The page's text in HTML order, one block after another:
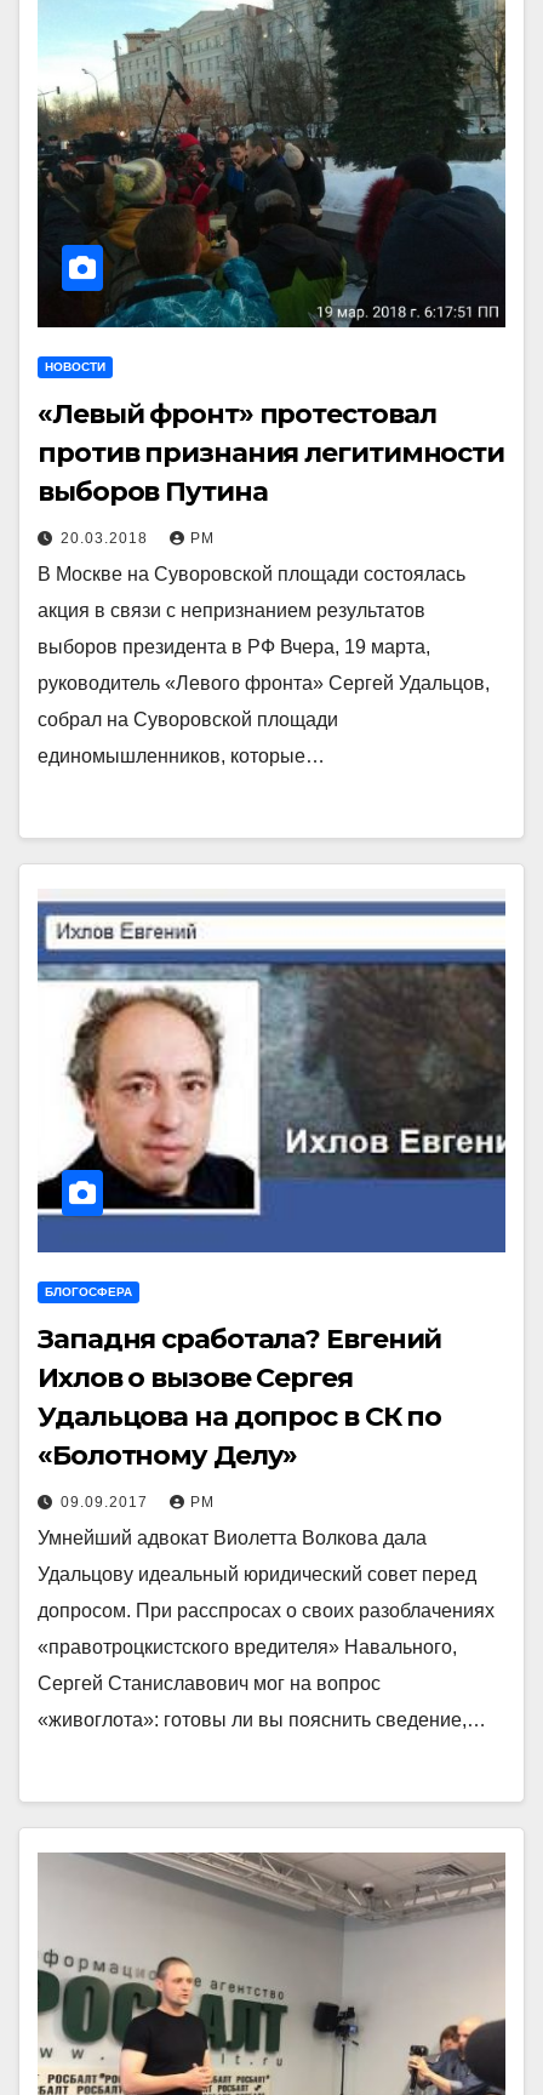
НОВОСТИ
«Левый фронт» протестовал
против признания легитимности
выборов Путина
20.03.2018 РМ
В Москве на Суворовской площади состоялась
акция в связи с непризнанием результатов
выборов президента в РФ Вчера, 19 марта,
руководитель «Левого фронта» Сергей Удальцов,
собрал на Суворовской площади
единомышленников, которые…
БЛОГОСФЕРА
Западня сработала? Евгений
Ихлов о вызове Сергея
Удальцова на допрос в СК по
«Болотному Делу»
09.09.2017 РМ
Умнейший адвокат Виолетта Волкова дала
Удальцову идеальный юридический совет перед
допросом. При расспросах о своих разоблачениях
«правотроцкистского вредителя» Навального,
Сергей Станиславович мог на вопрос
«живоглота»: готовы ли вы пояснить сведение,…